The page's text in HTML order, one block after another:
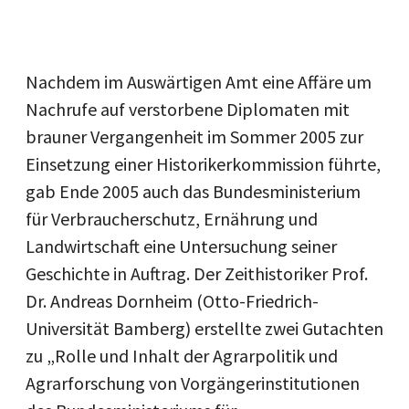
Nachdem im Auswärtigen Amt eine Affäre um
Nachrufe auf verstorbene Diplomaten mit
brauner Vergangenheit im Sommer 2005 zur
Einsetzung einer Historikerkommission führte,
gab Ende 2005 auch das Bundesministerium
für Verbraucherschutz, Ernährung und
Landwirtschaft eine Untersuchung seiner
Geschichte in Auftrag. Der Zeithistoriker Prof.
Dr. Andreas Dornheim (Otto-Friedrich-
Universität Bamberg) erstellte zwei Gutachten
zu „Rolle und Inhalt der Agrarpolitik und
Agrarforschung von Vorgängerinstitutionen